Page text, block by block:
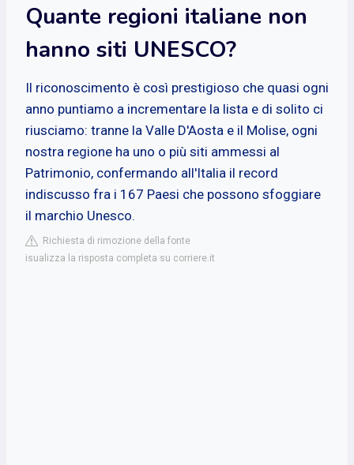
Quante regioni italiane non
hanno siti UNESCO?
Il riconoscimento è così prestigioso che quasi ogni
anno puntiamo a incrementare la lista e di solito ci
riusciamo: tranne la Valle D'Aosta e il Molise, ogni
nostra regione ha uno o più siti ammessi al
Patrimonio, confermando all'Italia il record
indiscusso fra i 167 Paesi che possono sfoggiare
il marchio Unesco.
Richiesta di rimozione della fonte
isualizza la risposta completa su corriere.it